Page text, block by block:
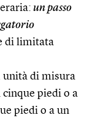
un passo
di limitata
unità di misura
piedi o a
piedi o a un